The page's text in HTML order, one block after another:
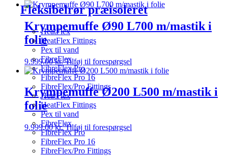
Fleksibelrør præisoleret
HeatFlex
HeatFlex Fittings
Pex til vand
FibreFlex
FibreFlex Pro
FibreFlex Pro 16
FibreFlex/Pro Fittings
HeatFlex
HeatFlex Fittings
Pex til vand
FibreFlex
FibreFlex Pro
FibreFlex Pro 16
FibreFlex/Pro Fittings
Krympemuffe Ø90 L700 m/mastik i
folie
9.999,00kr. Tilføj til forespørgsel
Krympemuffe Ø200 L500 m/mastik i
folie
9.999,00kr. Tilføj til forespørgsel